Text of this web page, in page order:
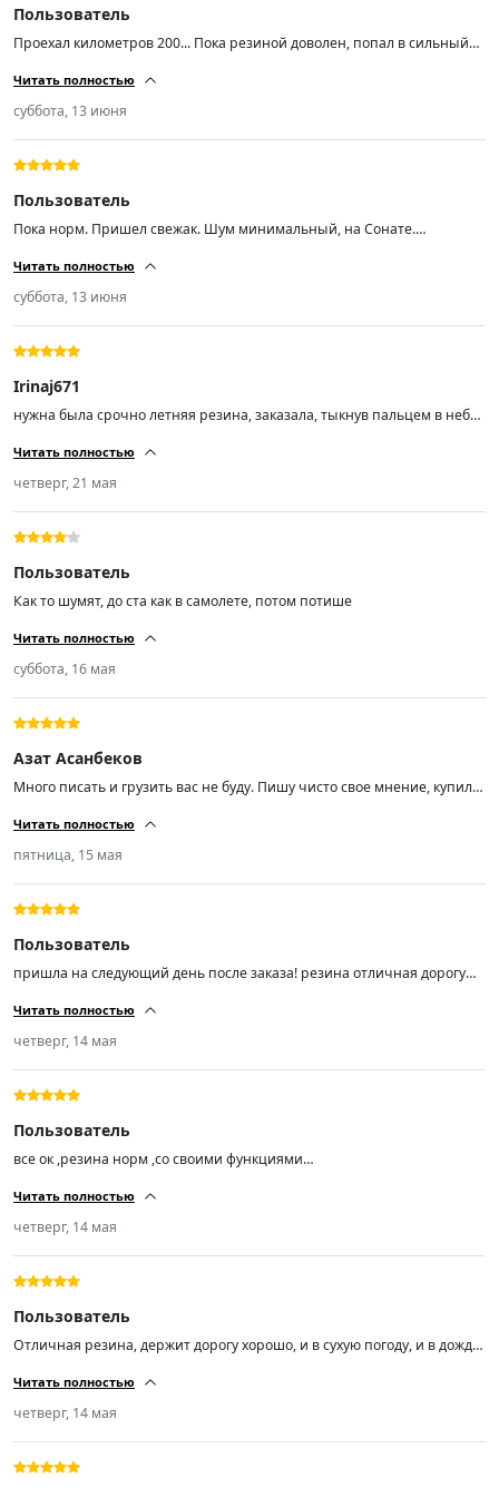
Пользователь
Проехал километров 200... Пока резиной доволен, попал в сильный
уверенно держала поток воды даже в колеее.. Резина мягкая, тихая...
Насколько хватит неизвестно, но пока радует... Авто ниссан хтрейл
т31...
Читать полностью
суббота, 13 июня
Пользователь
Пока норм. Пришел свежак. Шум минимальный, на Сонате.
Читать полностью
суббота, 13 июня
Irinaj671
нужна была срочно летняя резина, заказала, тыкнув пальцем в небо,
Читать полностью
четверг, 21 мая
Пользователь
Как то шумят, до ста как в самолете, потом потише
Читать полностью
суббота, 16 мая
Азат Асанбеков
Много писать и грузить вас не буду. Пишу чисто свое мнение, купил
прогадал! Размер шин 225/55/ R18, отбалсировались хорошо. Мягкие
шум незначительный (средний). Советую пока цены не кусаются,
спрос вырастает и цены тоже.
Читать полностью
пятница, 15 мая
Пользователь
пришла на следующий день после заказа! резина отличная дорогу
сказал резина шикарная! поставил на Лифан смайл ! я доволен!
продавцу респект!)))!!!!!!!
Читать полностью
четверг, 14 мая
Пользователь
все ок ,резина норм ,со своими функциями
за эту цену огонь 🔥🔥🔥
Читать полностью
четверг, 14 мая
Пользователь
Отличная резина, держит дорогу хорошо, и в сухую погоду, и в дождь,
Читать полностью
четверг, 14 мая